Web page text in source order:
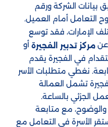
بيانات الشركة ورقم
التعامل أمام العميل.
الإمارات، فقد توسع
عن مركز تدبير الفجيرة أو
في الفجيرة يقدم
نغطي متطلبات الأسر
تشمل العمالة
الجزئي بالساعة.
مع متابعة
الأسرة في التعامل مع